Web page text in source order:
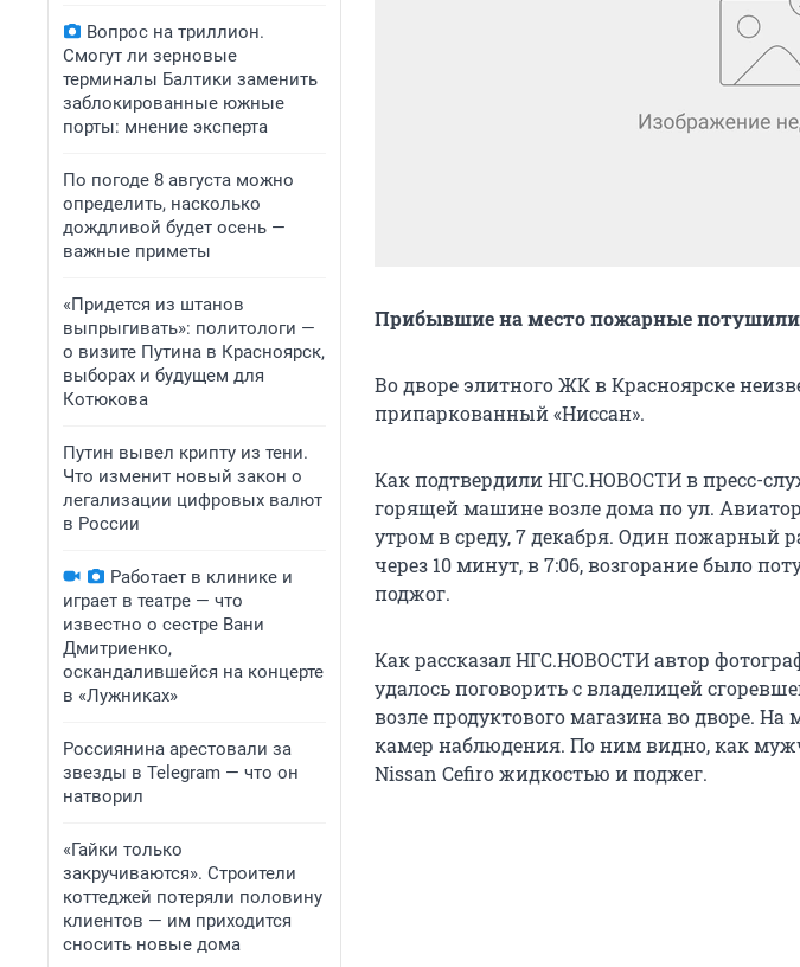
Вопрос на триллион.
Смогут ли зерновые
терминалы Балтики заменить
заблокированные южные
порты: мнение эксперта
По погоде 8 августа можно
определить, насколько
дождливой будет осень —
важные приметы
«Придется из штанов
выпрыгивать»: политологи —
о визите Путина в Красноярск,
выборах и будущем для
Котюкова
Путин вывел крипту из тени.
Что изменит новый закон о
легализации цифровых валют
в России
Работает в клинике и
играет в театре — что
известно о сестре Вани
Дмитриенко,
оскандалившейся на концерте
в «Лужниках»
Россиянина арестовали за
звезды в Telegram — что он
натворил
«Гайки только
закручиваются». Строители
коттеджей потеряли половину
клиентов — им приходится
сносить новые дома
Прибывшие на место пожарные потушили
Во дворе элитного ЖК в Красноярске
припаркованный «Ниссан».
Как подтвердили НГС.НОВОСТИ в пресс-
горящей машине возле дома по ул.
утром в среду, 7 декабря. Один пожарный
через 10 минут, в 7:06, возгорание было
поджог.
Как рассказал НГС.НОВОСТИ автор
удалось поговорить с владелицей
возле продуктового магазина во дворе. На
камер наблюдения. По ним видно, как
Nissan Cefiro жидкостью и поджег.